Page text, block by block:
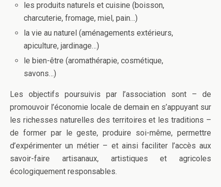
les produits naturels et cuisine (boisson,
charcuterie, fromage, miel, pain…)
la vie au naturel (aménagements extérieurs,
apiculture, jardinage…)
le bien-être (aromathérapie, cosmétique,
savons…)
Les objectifs poursuivis par l’association sont – de
promouvoir l’économie locale de demain en s’appuyant sur
les richesses naturelles des territoires et les traditions –
de former par le geste, produire soi-même, permettre
d’expérimenter un métier – et ainsi faciliter l’accès aux
savoir-faire artisanaux, artistiques et agricoles
écologiquement responsables.